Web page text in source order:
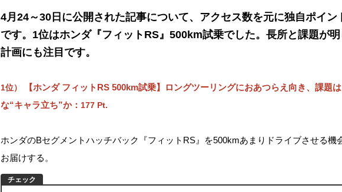
4月24～30日に公開された記事について、アクセス数を元に独自ポイン
です。1位はホンダ『フィットRS』500km試乗でした。長所と課題が
計画にも注目です。
1位）
【ホンダ フィットRS 500km試乗】ロングツーリングにおあつらえ向き、課題
な“キャラ立ち”か： 177 Pt.
ホンダのBセグメントハッチバック『フィットRS』を500kmあまりドライブさせる機
お届けする。